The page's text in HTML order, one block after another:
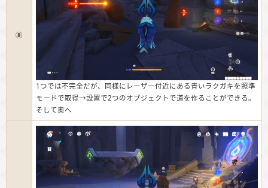
⑧
1つでは不完全だが、同様にレーザー付近にある青いラクガキを照準
モードで取得→設置で2つのオブジェクトで道を作ることができる。
そして奥へ